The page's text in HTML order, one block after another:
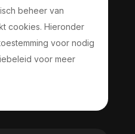
beheer van
cookies. Hieronder
voor nodig
voor meer